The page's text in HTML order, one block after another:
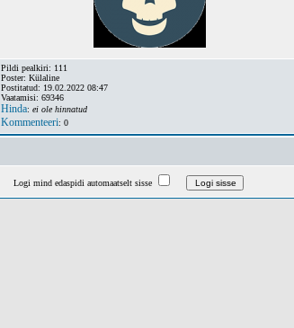
Pildi pealkiri: 111
Poster: Külaline
Postitatud: 19.02.2022 08:47
Vaatamisi: 69346
Hinda: ei ole hinnatud
Kommenteeri: 0
Logi mind edaspidi automaatselt sisse